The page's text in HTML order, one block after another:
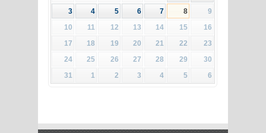
3
4 5 6 7 8
9
10
11 12 13 14 15
16
17
18 19 20 21 22
23
24
25 26 27 28 29
30
31
1 2 3 4 5 6